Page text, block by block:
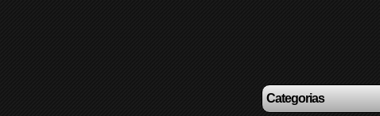
Categorias